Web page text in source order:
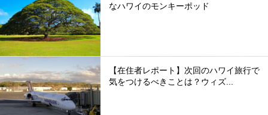
なハワイのモンキーポッド
【在住者レポート】次回のハワイ旅行で
気をつけるべきことは？ウィズ...